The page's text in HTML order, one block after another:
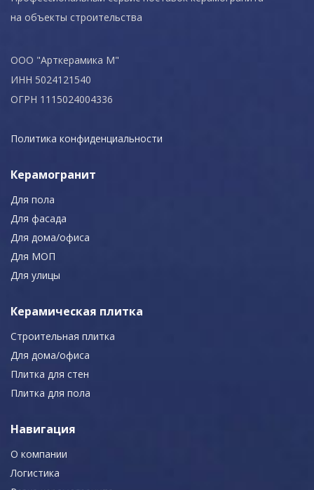
на объекты строительства
ООО "Арткерамика М"
ИНН 5024121540
ОГРН 1115024004336
Политика конфиденциальности
Керамогранит
Для пола
Для фасада
Для дома/офиса
Для МОП
Для улицы
Керамическая плитка
Строительная плитка
Для дома/офиса
Плитка для стен
Плитка для пола
Навигация
О компании
Логистика